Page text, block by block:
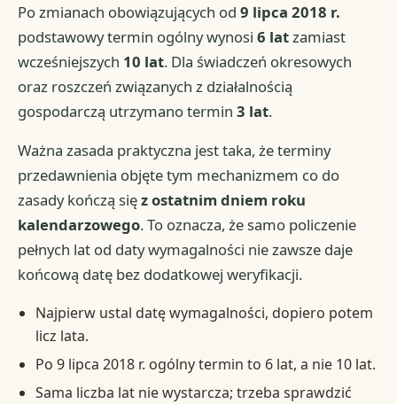
Po zmianach obowiązujących od9 lipca 2018 r.
podstawowy termin ogólny wynosi6 lat zamiast
wcześniejszych 10 lat. Dla świadczeń okresowych
oraz roszczeń związanych z działalnością
gospodarczą utrzymano termin3 lat.
Ważna zasada praktyczna jest taka, że terminy
przedawnienia objęte tym mechanizmem co do
zasady kończą sięz ostatnim dniem roku
kalendarzowego. To oznacza, że samo policzenie
pełnych lat od daty wymagalności nie zawsze daje
końcową datę bez dodatkowej weryfikacji.
Najpierw ustal datę wymagalności, dopiero potem
licz lata.
Po 9 lipca 2018 r. ogólny termin to 6 lat, a nie 10 lat.
Sama liczba lat nie wystarcza; trzeba sprawdzić